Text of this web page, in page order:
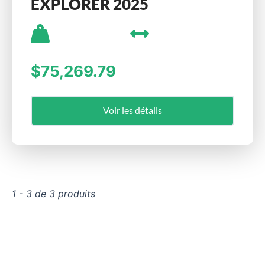
EXPLORER 2025
$75,269.79
Voir les détails
1 - 3 de 3 produits